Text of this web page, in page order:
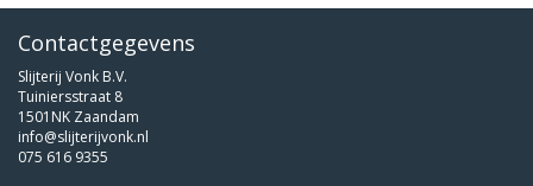
Contactgegevens
Slijterij Vonk B.V.
Tuiniersstraat 8
1501NK Zaandam
info@slijterijvonk.nl
075 616 9355